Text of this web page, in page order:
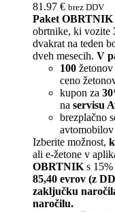
81.97 € brez DDV
Paket OBRTNIK
obrtnike, ki vozite
dvakrat na teden
dveh mesecih. V
100
ceno
kupon za
na servisu
brezplačno
Izberite možnost,
ali e-žetone v
OBRTNIKs 15%
85,40 evrov (z
zaključku
naročilu.